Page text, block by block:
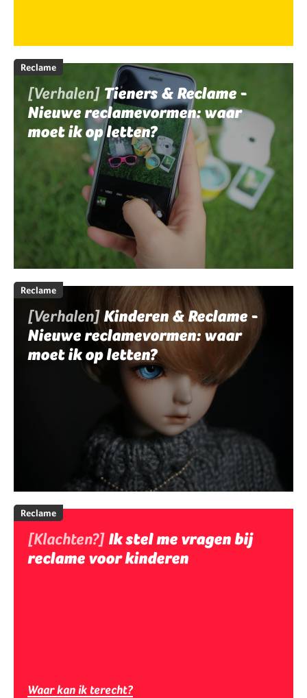
Reclame
[Verhalen] Tieners & Reclame -
Nieuwe reclamevormen: waar
moet ik op letten?
Reclame
[Verhalen]Kinderen & Reclame -
Nieuwe reclamevormen: waar
moet ik op letten?
Reclame
[Klachten?] Ik stel me vragen bij
reclame voor kinderen
Waar kan ik terecht?